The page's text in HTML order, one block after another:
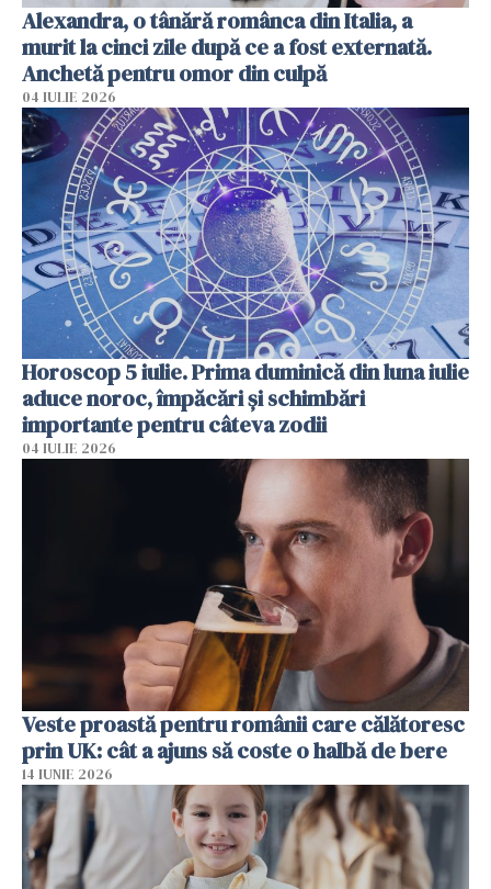
Alexandra, o tânără românca din Italia, a
murit la cinci zile după ce a fost externată.
Anchetă pentru omor din culpă
04 IULIE 2026
Horoscop 5 iulie. Prima duminică din luna iulie
aduce noroc, împăcări și schimbări
importante pentru câteva zodii
04 IULIE 2026
Veste proastă pentru românii care călătoresc
prin UK: cât a ajuns să coste o halbă de bere
14 IUNIE 2026